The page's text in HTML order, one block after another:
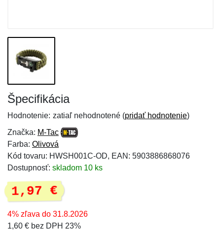
Špecifikácia
Hodnotenie: zatiaľ nehodnotené (pridať hodnotenie)
Značka: M-Tac
Farba: Olivová
Kód tovaru: HWSH001C-OD, EAN: 5903886868076
Dostupnosť: skladom 10 ks
1,97 €
4% zľava do 31.8.2026
1,60 € bez DPH 23%